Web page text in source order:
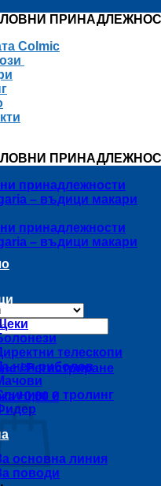
Colmic
/ Регистриране
/0,00 €
телескопи
риболов
и тролинг
основна линия
поводи